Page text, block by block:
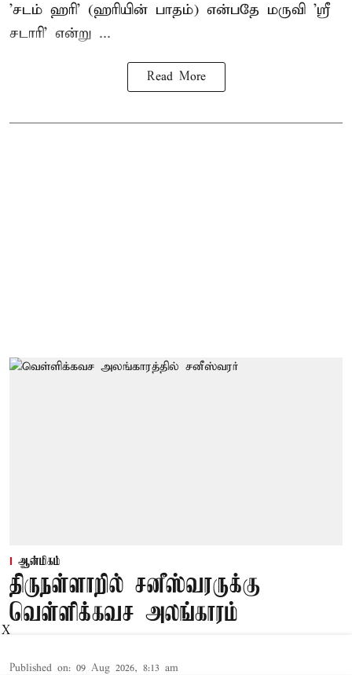
'சடம் ஹரி' (ஹரியின் பாதம்) என்பதே மருவி 'ஸ்ரீ
சடாரி' என்று ...
Read More
ஆன்மிகம்
திருநள்ளாறில் சனீஸ்வரருக்கு
வெள்ளிக்கவச அலங்காரம்
Published on: 09 Aug 2026, 8:13 am
X